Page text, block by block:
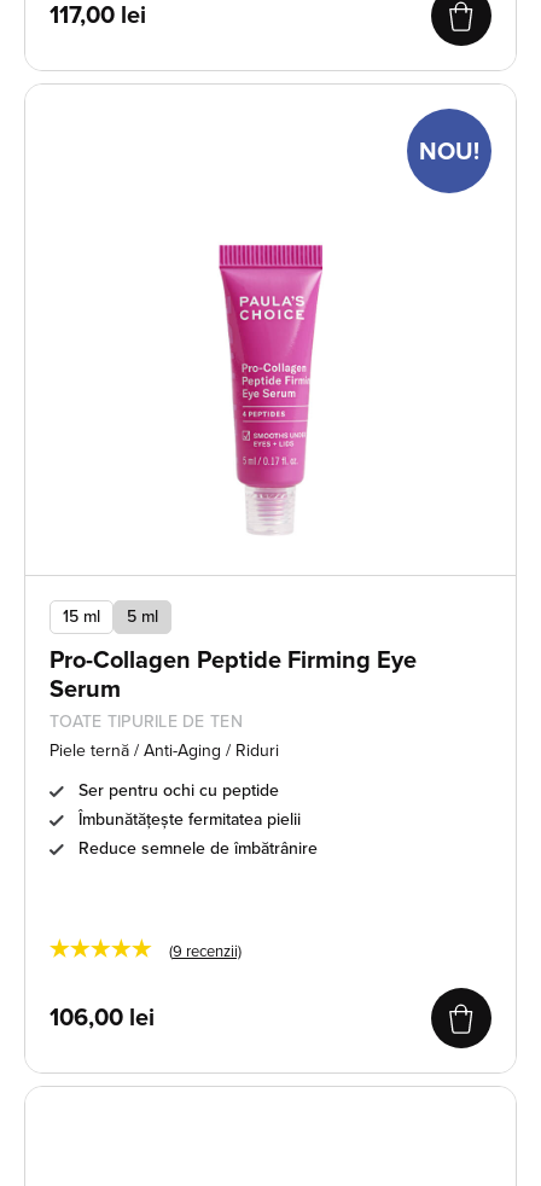
117,00 lei
NOU!
15 ml 5 ml
Pro-Collagen Peptide Firming Eye
Serum
TOATE TIPURILE DE TEN
Piele ternă / Anti-Aging / Riduri
Ser pentru ochi cu peptide
Îmbunătățește fermitatea pielii
Reduce semnele de îmbătrânire
★★★★★ (9 recenzii)
106,00 lei